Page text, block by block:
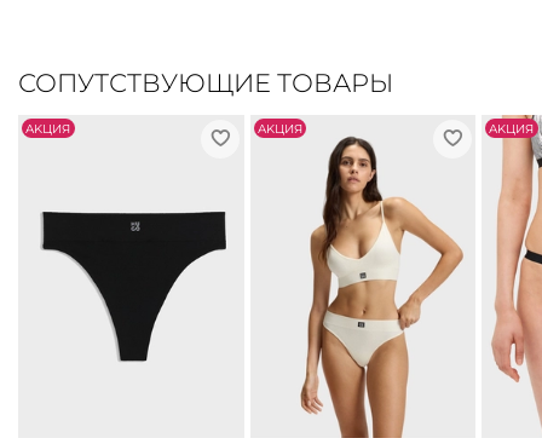
СОПУТСТВУЮЩИЕ ТОВАРЫ
АKЦИЯ АKЦИЯ АKЦИЯ